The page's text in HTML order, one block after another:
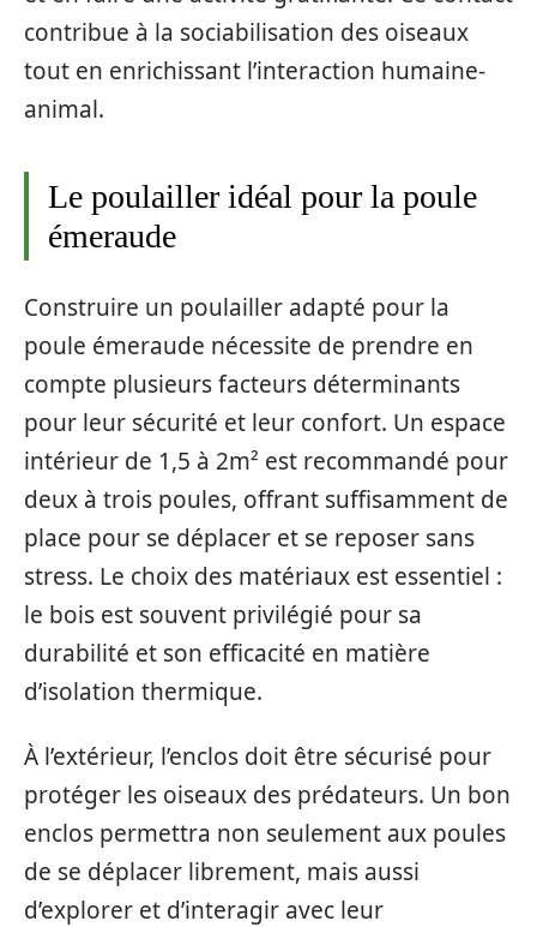
contribue à la sociabilisation des oiseaux
tout en enrichissant l’interaction humaine-
animal.
Le poulailler idéal pour la poule
émeraude
Construire un poulailler adapté pour la
poule émeraude nécessite de prendre en
compte plusieurs facteurs déterminants
pour leur sécurité et leur confort. Un espace
intérieur de 1,5 à 2m² est recommandé pour
deux à trois poules, offrant suffisamment de
place pour se déplacer et se reposer sans
stress. Le choix des matériaux est essentiel :
le bois est souvent privilégié pour sa
durabilité et son efficacité en matière
d’isolation thermique.
À l’extérieur, l’enclos doit être sécurisé pour
protéger les oiseaux des prédateurs. Un bon
enclos permettra non seulement aux poules
de se déplacer librement, mais aussi
d’explorer et d’interagir avec leur